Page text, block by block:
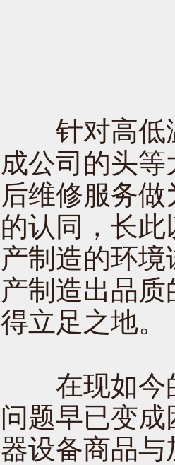
针对高低温
成公司的头
后维修服务
的认同，长
产制造的环
产制造出品
得立足之地。
在现如今的
问题早已变
器设备商品